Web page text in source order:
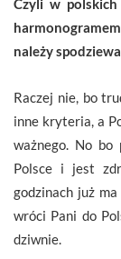
należy
Raczej nie, bo
inne kryteria, a
ważnego. No bo
Polsce i jest
godzinach już
wróci Pani do
dziwnie.